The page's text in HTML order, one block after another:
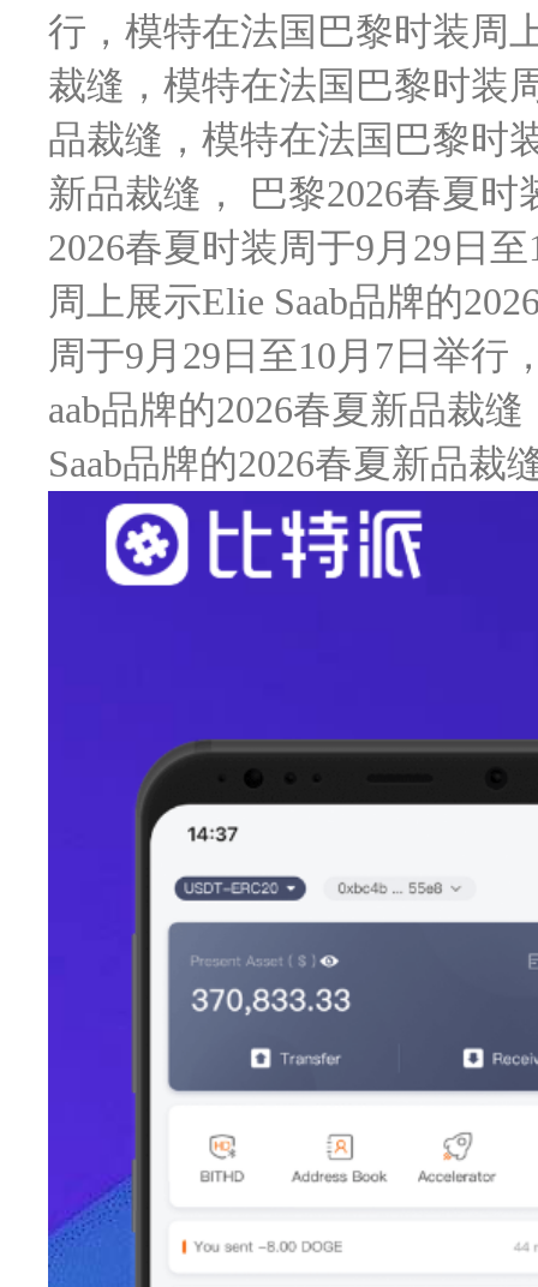
行，模特在法国巴黎时装周
裁缝，模特在法国巴黎时装
品裁缝，模特在法国巴黎时
新品裁缝， 巴黎2026春夏
2026春夏时装周于9月29日
周上展示Elie Saab品牌的
周于9月29日至10月7日举行
aab品牌的2026春夏新品裁
Saab品牌的2026春夏新品裁